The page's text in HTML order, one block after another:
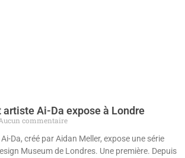
artiste Ai-Da expose à Londre
commentaire
Da, créé par Aidan Meller, expose une série
Museum de Londres. Une première. Depuis